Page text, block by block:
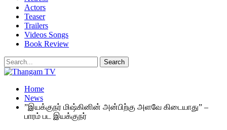
Actors
Teaser
Trailers
Videos Songs
Book Review
Home
News
”இயக்குநர் மிஷ்கினின் அன்பிற்கு அளவே கிடையாது” –
பாரம் பட இயக்குநர்